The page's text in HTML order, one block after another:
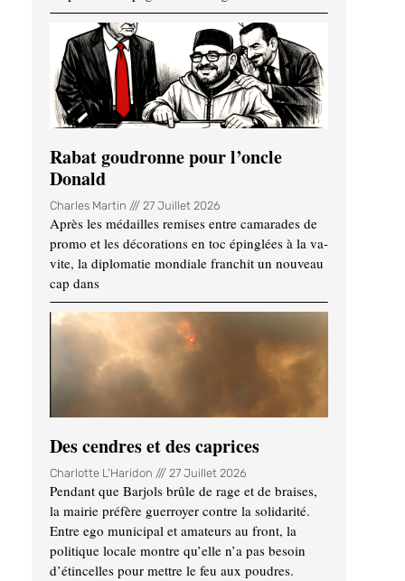
Rabat goudronne pour l’oncle
Donald
Charles Martin 27 Juillet 2026
Après les médailles remises entre camarades de
promo et les décorations en toc épinglées à la va-
vite, la diplomatie mondiale franchit un nouveau
cap dans
Des cendres et des caprices
Charlotte L'Haridon 27 Juillet 2026
Pendant que Barjols brûle de rage et de braises,
la mairie préfère guerroyer contre la solidarité.
Entre ego municipal et amateurs au front, la
politique locale montre qu’elle n’a pas besoin
d’étincelles pour mettre le feu aux poudres.